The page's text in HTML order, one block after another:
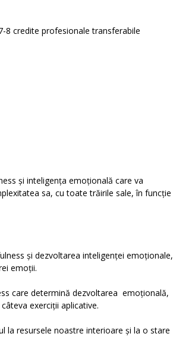
8 credite profesionale transferabile
și inteligența emoțională care va
sa, cu toate trăirile sale, în funcție
și dezvoltarea inteligenței emoționale,
emoții.
care determină dezvoltarea emoțională,
exerciții aplicative.
la resursele noastre interioare și la o stare